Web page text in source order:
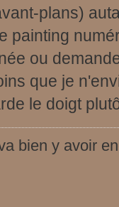
plans)
painting
ou
que je
le doigt
bien y avoir